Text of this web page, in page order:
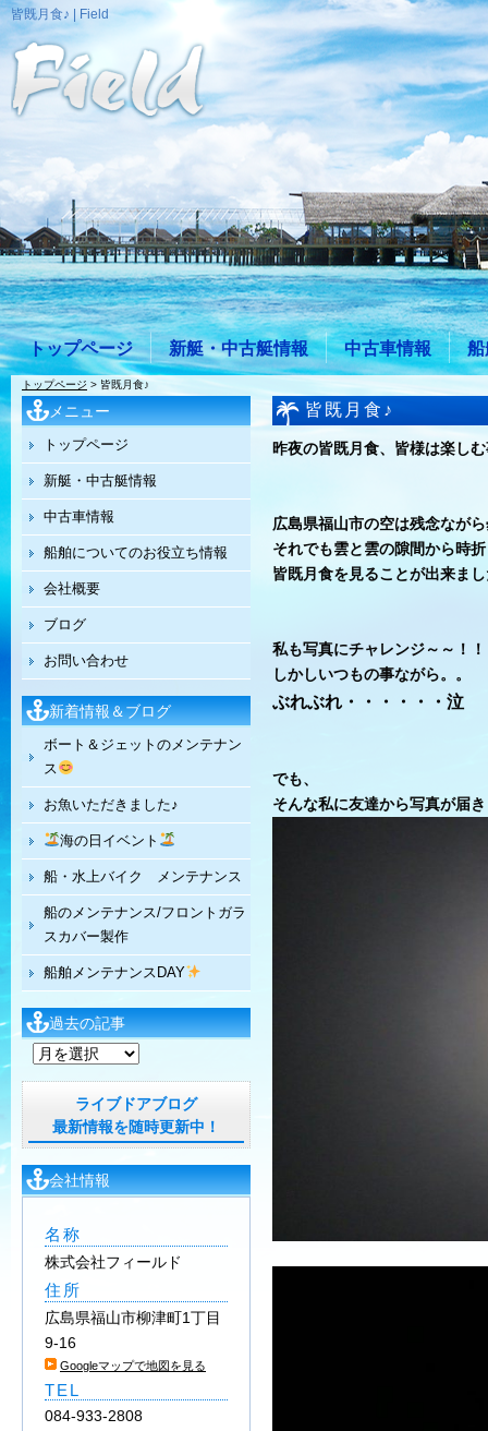
皆既月食♪ | Field
トップページ 新艇・中古艇情報 中古車情報 船
トップページ > 皆既月食♪
皆既月食♪
昨夜の皆既月食、皆様は楽し
広島県福山市の空は残念なが
それでも雲と雲の隙間から時折
皆既月食を見ることが出来ま
私も写真にチャレンジ～～！！
しかしいつもの事ながら。。
ぶれぶれ・・・・・・泣
でも、
そんな私に友達から写真が届
メニュー
トップページ
新艇・中古艇情報
中古車情報
船舶についてのお役立ち情報
会社概要
ブログ
お問い合わせ
新着情報＆ブログ
ボート＆ジェットのメンテナン
ス
お魚いただきました♪
海の日イベント
船・水上バイク メンテナンス
船のメンテナンス/フロントガラ
スカバー製作
船舶メンテナンスDAY
過去の記事
の
記
事
ライブドアブログ
最新情報を随時更新中！
会社情報
名称
株式会社フィールド
住所
広島県福山市柳津町1丁目
9-16
Googleマップで地図を見る
TEL
084-933-2808